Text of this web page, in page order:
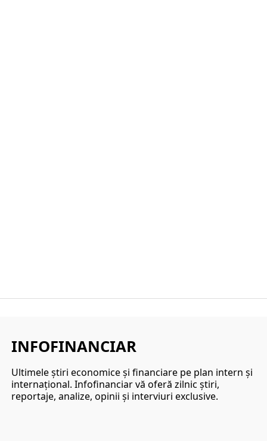
INFOFINANCIAR
Ultimele ştiri economice şi financiare pe plan intern şi
internaţional. Infofinanciar vă oferă zilnic ştiri,
reportaje, analize, opinii şi interviuri exclusive.